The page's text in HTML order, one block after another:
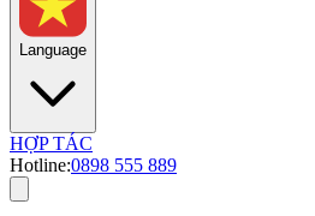
Language
HỢP TÁC
Hotline:0898 555 889